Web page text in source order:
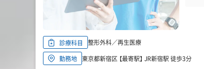
診療科目
整形外科／再生医療
勤務地 東京都新宿区 【最寄駅】 JR新宿駅 徒歩3分